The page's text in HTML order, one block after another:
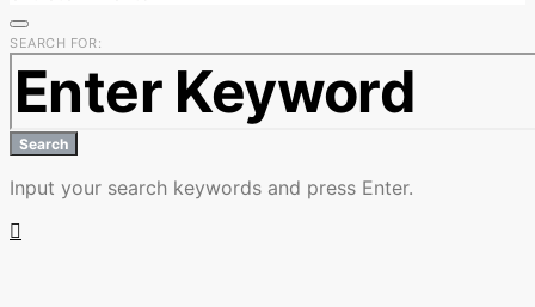
SEARCH FOR:
Search
Input your search keywords and press Enter.